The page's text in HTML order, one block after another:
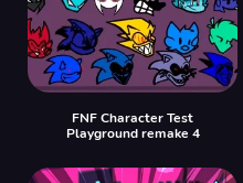
FNF Character Test
Playground remake 4